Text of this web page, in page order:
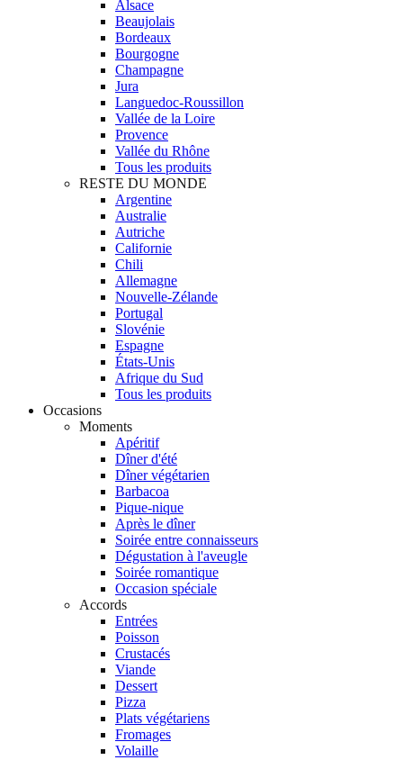
Alsace
Beaujolais
Bordeaux
Bourgogne
Champagne
Jura
Languedoc-Roussillon
Vallée de la Loire
Provence
Vallée du Rhône
Tous les produits
RESTE DU MONDE
Argentine
Australie
Autriche
Californie
Chili
Allemagne
Nouvelle-Zélande
Portugal
Slovénie
Espagne
États-Unis
Afrique du Sud
Tous les produits
Occasions
Moments
Apéritif
Dîner d'été
Dîner végétarien
Barbacoa
Pique-nique
Après le dîner
Soirée entre connaisseurs
Dégustation à l'aveugle
Soirée romantique
Occasion spéciale
Accords
Entrées
Poisson
Crustacés
Viande
Dessert
Pizza
Plats végétariens
Fromages
Volaille